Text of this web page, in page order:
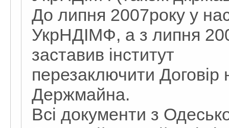
До липня 2007року у
УкрНДІМФ, а з липня
заставив інститут
перезаключити
Держмайна.
Всі документи з